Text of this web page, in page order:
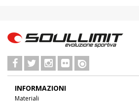
INFORMAZIONI
Materiali